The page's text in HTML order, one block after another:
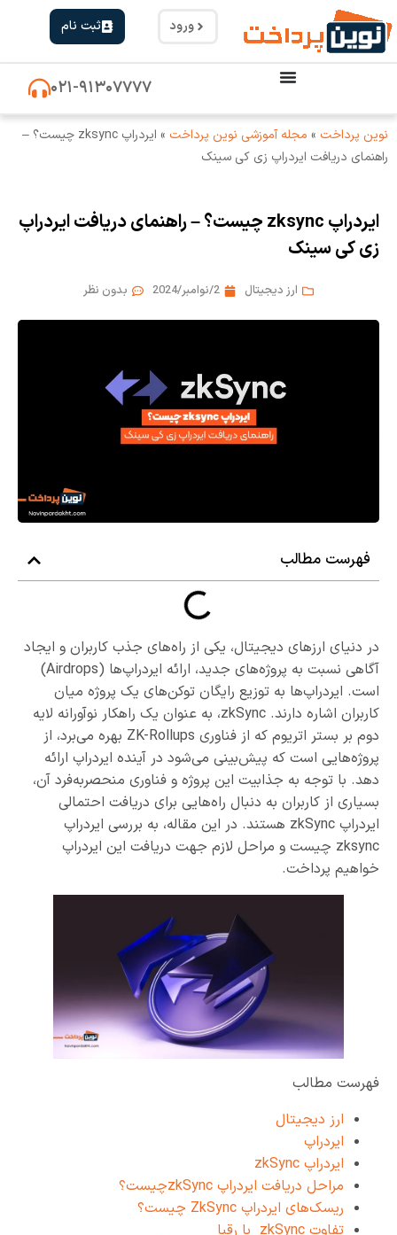
ورود ثبت نام
۰۲۱-۹۱۳۰۷۷۷۷
نوین پرداخت » مجله آموزشی نوین پرداخت »
ایردراپ zksync چیست؟ –
راهنمای دریافت ایردراپ زی کی سینک
ایردراپ zksync چیست؟ – راهنمای دریافت ایردراپ
زی کی سینک
ارز دیجیتال 2/نوامبر/2024 بدون نظر
فهرست مطالب
در دنیای ارزهای دیجیتال، یکی از راه‌های جذب کاربران و ایجاد
آگاهی نسبت به پروژه‌های جدید، ارائه ایردراپ‌ها (Airdrops)
است. ایردراپ‌ها به توزیع رایگان توکن‌های یک پروژه میان
کاربران اشاره دارند. zkSync، به عنوان یک راهکار نوآورانه لایه
دوم بر بستر اتریوم که از فناوری ZK-Rollups بهره می‌برد، از
پروژه‌هایی است که پیش‌بینی می‌شود در آینده ایردراپ ارائه
دهد. با توجه به جذابیت این پروژه و فناوری منحصربه‌فرد آن،
بسیاری از کاربران به دنبال راه‌هایی برای دریافت احتمالی
ایردراپ zkSync هستند. در این مقاله، به بررسی ایردراپ
zksync چیست و مراحل لازم جهت دریافت این ایردراپ
خواهیم پرداخت.
فهرست مطالب
ارز دیجیتال
ایردراپ
ایردراپ zkSync
مراحل دریافت ایردراپ zkSyncچیست؟
ریسک‌های ایردراپ ZkSync چیست؟
تفاوت‌ zkSync با رقبا